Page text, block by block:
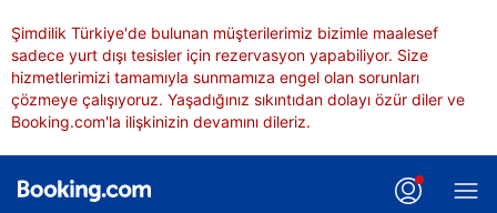
Şimdilik Türkiye'de bulunan müşterilerimiz bizimle maalesef
sadece yurt dışı tesisler için rezervasyon yapabiliyor. Size
hizmetlerimizi tamamıyla sunmamıza engel olan sorunları
çözmeye çalışıyoruz. Yaşadığınız sıkıntıdan dolayı özür diler ve
Booking.com'la ilişkinizin devamını dileriz.